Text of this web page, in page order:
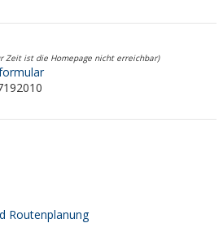
Zeit ist die Homepage nicht erreichbar)
Routenplanung